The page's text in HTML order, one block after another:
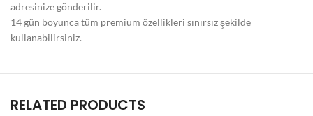
adresinize gönderilir.
14 gün boyunca tüm premium özellikleri sınırsız şekilde
kullanabilirsiniz.
RELATED PRODUCTS